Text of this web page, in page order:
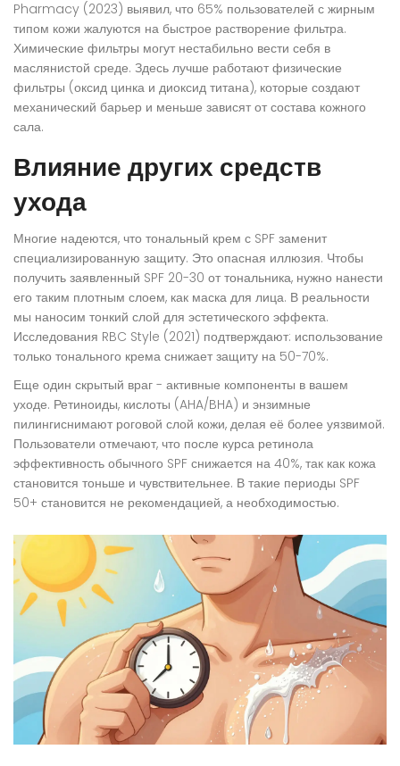
Pharmacy (2023) выявил, что 65% пользователей с жирным
типом кожи жалуются на быстрое растворение фильтра.
Химические фильтры могут нестабильно вести себя в
маслянистой среде. Здесь лучше работают физические
фильтры (оксид цинка и диоксид титана), которые создают
механический барьер и меньше зависят от состава кожного
сала.
Влияние других средств
ухода
Многие надеются, что тональный крем с SPF заменит
специализированную защиту. Это опасная иллюзия. Чтобы
получить заявленный SPF 20-30 от тональника, нужно нанести
его таким плотным слоем, как маска для лица. В реальности
мы наносим тонкий слой для эстетического эффекта.
Исследования RBC Style (2021) подтверждают: использование
только тонального крема снижает защиту на 50-70%.
Еще один скрытый враг - активные компоненты в вашем
уходе. Ретиноиды, кислоты (AHA/BHA) и энзимные
пилингиснимают роговой слой кожи, делая её более уязвимой.
Пользователи отмечают, что после курса ретинола
эффективность обычного SPF снижается на 40%, так как кожа
становится тоньше и чувствительнее. В такие периоды SPF
50+ становится не рекомендацией, а необходимостью.